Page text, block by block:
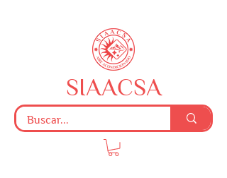
SIAACSA